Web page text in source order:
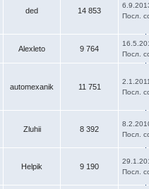
ded 14 853
Посл.
Alexleto 9 764
Посл.
automexanik 11 751
Посл.
Zluhii 8 392
Посл.
Helpik 9 190
Посл.